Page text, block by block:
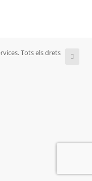
Tots els drets